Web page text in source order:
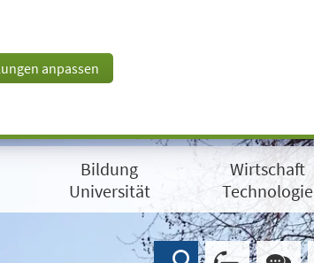
anpassen
Bildung
Universität
Wirtschaft
Technologie